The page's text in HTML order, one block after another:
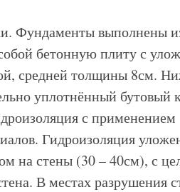
Фундаменты выполнены
бетонную плиту с
средней толщины 8см.
уплотнённый бутовый
с применением
Гидроизоляция
на стены (30 – 40см), с
В местах разрушения